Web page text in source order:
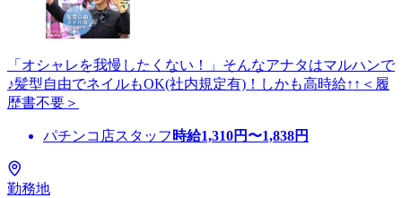
「オシャレを我慢したくない！」そんなアナタはマルハンで
♪髪型自由でネイルもOK(社内規定有)！しかも高時給↑↑＜履
歴書不要＞
パチンコ店スタッフ 時給1,310円〜1,838円
勤務地